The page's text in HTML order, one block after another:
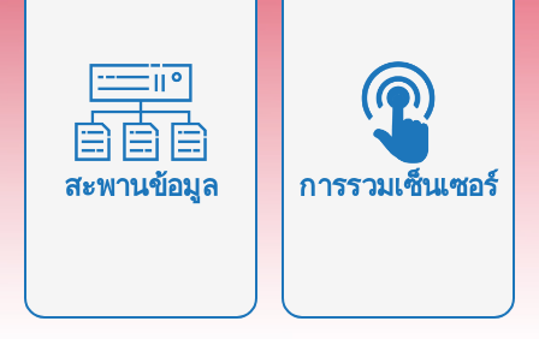
สะพานข้อมูล
เปลี่ยนข้อมูลระหว่างระบบ
หรือแพลตฟอร์มต่างๆ
เทคโนโลยีของเรารองรับรูป
แบบข้อมูลและโปรโตคอลที่
แตกต่างกัน และความ
สามารถในการแปลข้อมูล
การรวมเซ็นเซอร์
การรวมเซ็นเซอร์เข้ากับ
ซอฟต์แวร์หรือแพลตฟอร์ม
เพื่อรวบรวมและส่งข้อมูล